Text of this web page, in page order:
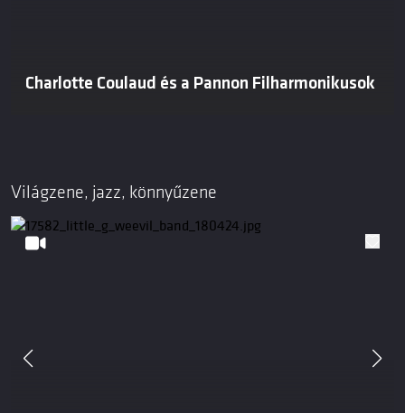
Charlotte Coulaud és a Pannon Filharmonikusok
Világzene, jazz, könnyűzene